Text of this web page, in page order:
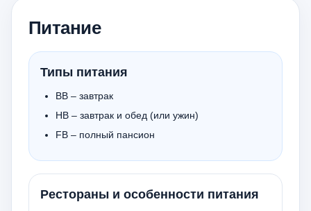
Питание
Типы питания
BB – завтрак
HB – завтрак и обед (или ужин)
FB – полный пансион
Рестораны и особенности питания